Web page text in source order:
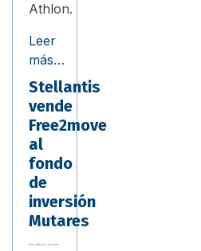
Athlon.
Leer
más…
Stellantis
vende
Free2move
al
fondo
de
inversión
Mutares